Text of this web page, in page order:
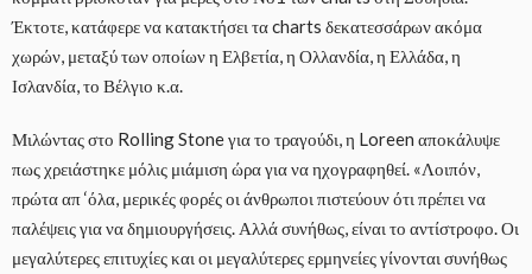
Έκτοτε, κατάφερε να κατακτήσει τα charts δεκατεσσάρων ακόμα
χωρών, μεταξύ των οποίων η Ελβετία, η Ολλανδία, η Ελλάδα, η
Ισλανδία, το Βέλγιο κ.α.
Μιλώντας στο Rolling Stone για το τραγούδι, η Loreen αποκάλυψε
πως χρειάστηκε μόλις μιάμιση ώρα για να ηχογραφηθεί. «Λοιπόν,
πρώτα απ ‘όλα, μερικές φορές οι άνθρωποι πιστεύουν ότι πρέπει να
παλέψεις για να δημιουργήσεις. Αλλά συνήθως, είναι το αντίστροφο. Οι
μεγαλύτερες επιτυχίες και οι μεγαλύτερες ερμηνείες γίνονται συνήθως